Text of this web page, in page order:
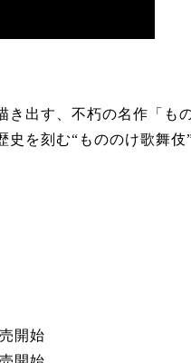
出す、不朽の名作「も
を刻む“もののけ歌舞伎
開始